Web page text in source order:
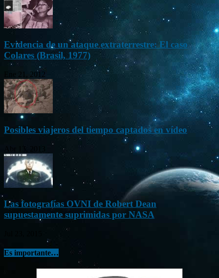
Evidencia de un ataque extraterrestre: El caso
Colares (Brasil, 1977)
Ene 21, 2012
Posibles viajeros del tiempo captados en vídeo
Las fotografías OVNI de Robert Dean
supuestamente suprimidas por NASA
Es importante…